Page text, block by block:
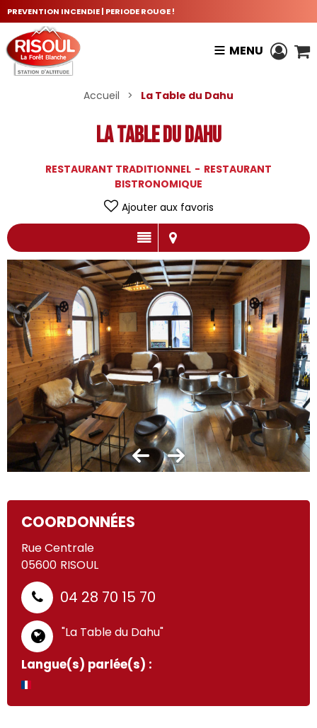
PREVENTION INCENDIE | PERIODE ROUGE !
MENU
Accueil > La Table du Dahu
La Table du Dahu
RESTAURANT TRADITIONNEL
RESTAURANT
BISTRONOMIQUE
Ajouter aux favoris
COORDONNÉES
Rue Centrale
05600 RISOUL
04 28 70 15 70
"La Table du Dahu"
Langue(s) parlée(s) :